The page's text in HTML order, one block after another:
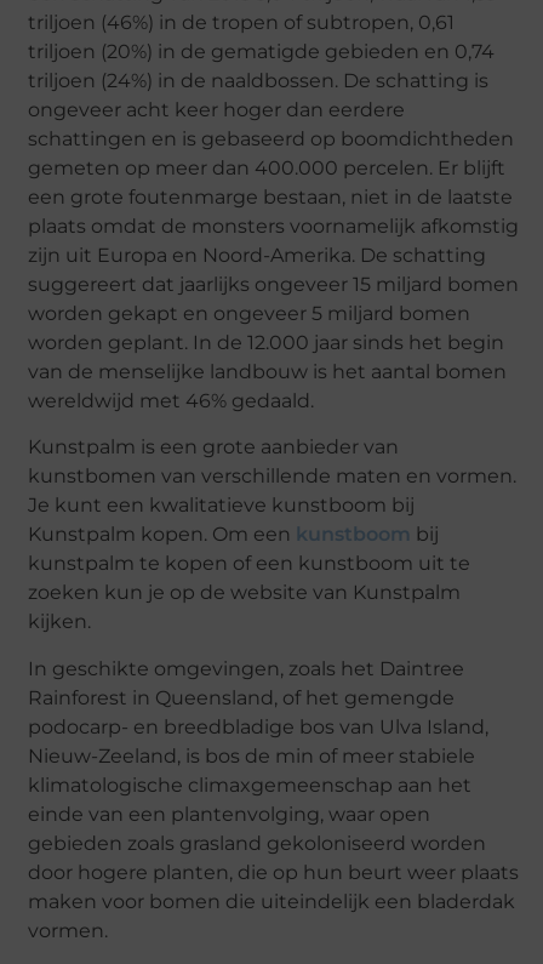
triljoen (46%) in de tropen of subtropen, 0,61
triljoen (20%) in de gematigde gebieden en 0,74
triljoen (24%) in de naaldbossen. De schatting is
ongeveer acht keer hoger dan eerdere
schattingen en is gebaseerd op boomdichtheden
gemeten op meer dan 400.000 percelen. Er blijft
een grote foutenmarge bestaan, niet in de laatste
plaats omdat de monsters voornamelijk afkomstig
zijn uit Europa en Noord-Amerika. De schatting
suggereert dat jaarlijks ongeveer 15 miljard bomen
worden gekapt en ongeveer 5 miljard bomen
worden geplant. In de 12.000 jaar sinds het begin
van de menselijke landbouw is het aantal bomen
wereldwijd met 46% gedaald.
Kunstpalm is een grote aanbieder van
kunstbomen van verschillende maten en vormen.
Je kunt een kwalitatieve kunstboom bij
Kunstpalm kopen. Om een kunstboom bij
kunstpalm te kopen of een kunstboom uit te
zoeken kun je op de website van Kunstpalm
kijken.
In geschikte omgevingen, zoals het Daintree
Rainforest in Queensland, of het gemengde
podocarp- en breedbladige bos van Ulva Island,
Nieuw-Zeeland, is bos de min of meer stabiele
klimatologische climaxgemeenschap aan het
einde van een plantenvolging, waar open
gebieden zoals grasland gekoloniseerd worden
door hogere planten, die op hun beurt weer plaats
maken voor bomen die uiteindelijk een bladerdak
vormen.